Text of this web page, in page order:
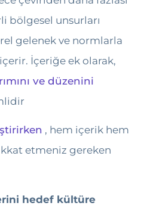
bölgesel unsurları
gelenek ve normlarla
İçeriğe ek olarak,
ve düzenini
, hem içerik hem
etmeniz gereken
hedef kültüre